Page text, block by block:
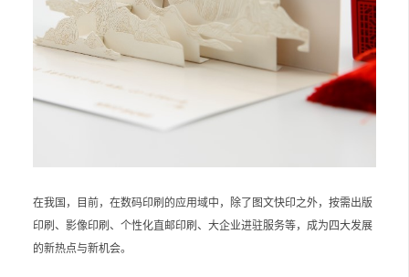
在我国，目前，在数码印刷的应用域中，除了图文快印之外，按需出版
印刷、影像印刷、个性化直邮印刷、大企业进驻服务等，成为四大发展
的新热点与新机会。